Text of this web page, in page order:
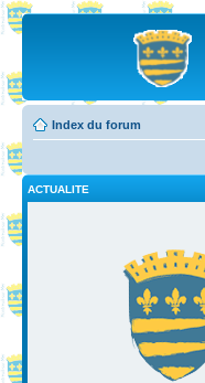
Index du forum
ACTUALITE